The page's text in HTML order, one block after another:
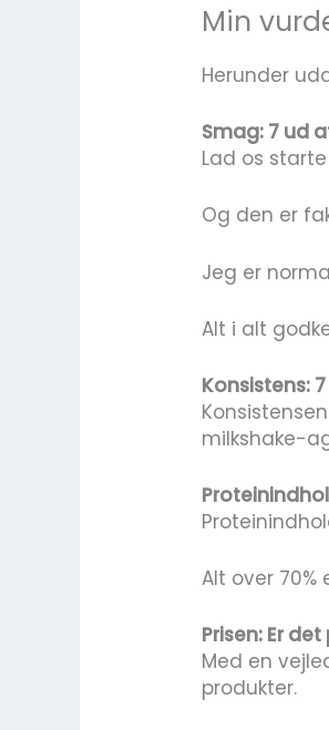
Min
Herunder
Smag: 7 ud
Lad os
Og den er
Jeg er
Alt i alt
Konsistens:
milkshake-
Alt over
Prisen: Er
Med en
produkter.